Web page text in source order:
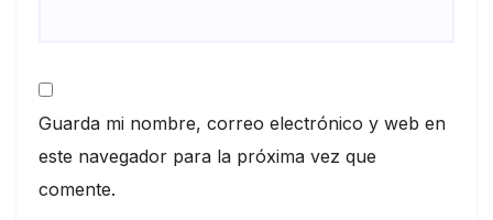
Guarda mi nombre, correo electrónico y web en
este navegador para la próxima vez que
comente.